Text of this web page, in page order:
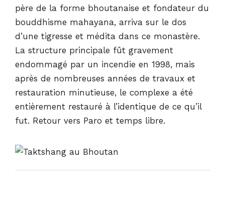
père de la forme bhoutanaise et fondateur du
bouddhisme mahayana, arriva sur le dos
d’une tigresse et médita dans ce monastère.
La structure principale fût gravement
endommagé par un incendie en 1998, mais
après de nombreuses années de travaux et
restauration minutieuse, le complexe a été
entièrement restauré à l’identique de ce qu’il
fut. Retour vers Paro et temps libre.